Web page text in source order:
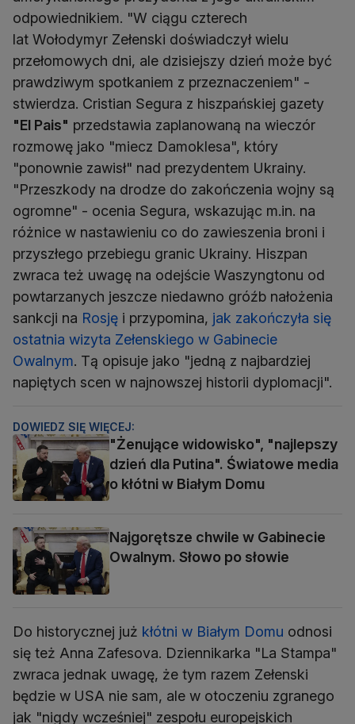
odpowiednikiem. "W ciągu czterech
lat Wołodymyr Zełenski doświadczył wielu
przełomowych dni, ale dzisiejszy dzień może być
prawdziwym spotkaniem z przeznaczeniem" -
stwierdza. Cristian Segura z hiszpańskiej gazety
"El Pais" przedstawia zaplanowaną na wieczór
rozmowę jako "miecz Damoklesa", który
"ponownie zawisł" nad prezydentem Ukrainy.
"Przeszkody na drodze do zakończenia wojny są
ogromne" - ocenia Segura, wskazując m.in. na
różnice w nastawieniu co do zawieszenia broni i
przyszłego przebiegu granic Ukrainy. Hiszpan
zwraca też uwagę na odejście Waszyngtonu od
powtarzanych jeszcze niedawno gróźb nałożenia
sankcji na Rosję i przypomina, jak zakończyła się
ostatnia wizyta Zełenskiego w Gabinecie
Owalnym. Tą opisuje jako "jedną z najbardziej
napiętych scen w najnowszej historii dyplomacji".
DOWIEDZ SIĘ WIĘCEJ:
"Żenujące widowisko", "najlepszy
dzień dla Putina". Światowe media
o kłótni w Białym Domu
Najgorętsze chwile w Gabinecie
Owalnym. Słowo po słowie
Do historycznej już kłótni w Białym Domu odnosi
się też Anna Zafesova. Dziennikarka "La Stampa"
zwraca jednak uwagę, że tym razem Zełenski
będzie w USA nie sam, ale w otoczeniu zgranego
jak "nigdy wcześniej" zespołu europejskich